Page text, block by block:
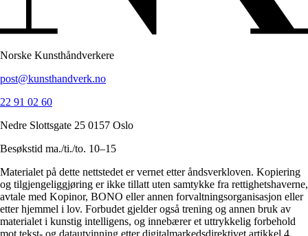
Norske Kunsthåndverkere
post@kunsthandverk.no
22 91 02 60
Nedre Slottsgate 25 0157 Oslo
Besøkstid ma./ti./to. 10–15
Materialet på dette nettstedet er vernet etter åndsverkloven. Kopiering
og tilgjengeliggjøring er ikke tillatt uten samtykke fra rettighetshaverne,
avtale med Kopinor, BONO eller annen forvaltningsorganisasjon eller
etter hjemmel i lov. Forbudet gjelder også trening og annen bruk av
materialet i kunstig intelligens, og innebærer et uttrykkelig forbehold
mot tekst- og datautvinning etter digitalmarkedsdirektivet artikkel 4.